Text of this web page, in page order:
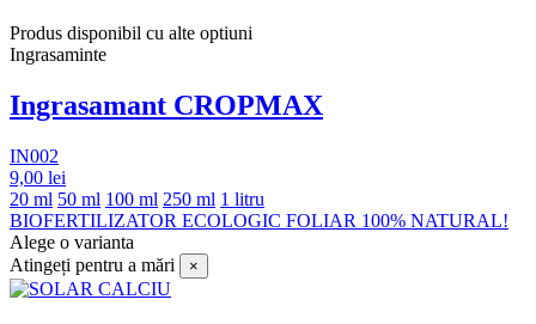
Produs disponibil cu alte optiuni
Ingrasaminte
Ingrasamant CROPMAX
IN002
9,00 lei
20 ml 50 ml 100 ml 250 ml 1 litru
BIOFERTILIZATOR ECOLOGIC FOLIAR 100% NATURAL!
Alege o varianta
Atingeți pentru a mări
×